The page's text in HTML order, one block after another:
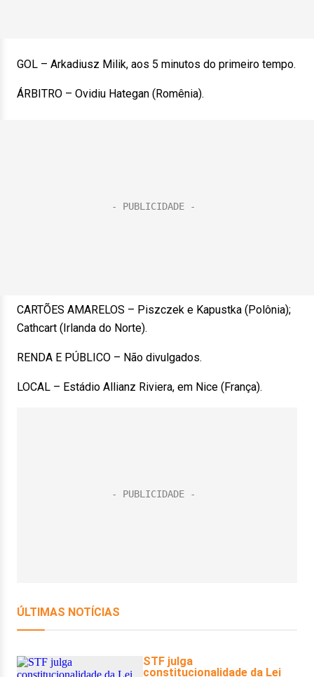
GOL – Arkadiusz Milik, aos 5 minutos do primeiro tempo.
ÁRBITRO – Ovidiu Hategan (Romênia).
CARTÕES AMARELOS – Piszczek e Kapustka (Polônia);
Cathcart (Irlanda do Norte).
RENDA E PÚBLICO – Não divulgados.
LOCAL – Estádio Allianz Riviera, em Nice (França).